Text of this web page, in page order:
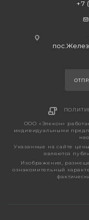
+7
ООО «Элекон»
индивидуальными
Указанные на сайте
являются
Изображения,
ознакомительный